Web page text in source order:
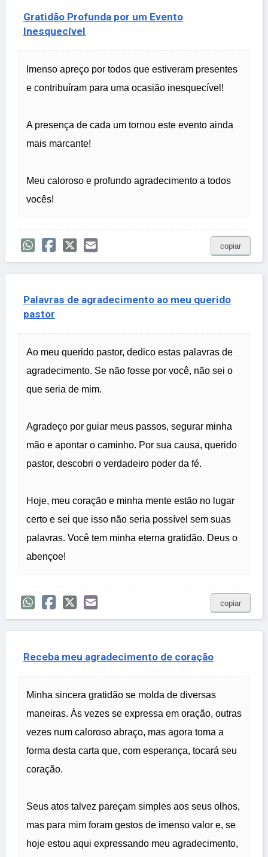
Gratidão Profunda por um Evento
Inesquecível
Imenso apreço por todos que estiveram presentes
e contribuíram para uma ocasião inesquecível!
A presença de cada um tornou este evento ainda
mais marcante!
Meu caloroso e profundo agradecimento a todos
vocês!
copiar
Palavras de agradecimento ao meu querido
pastor
Ao meu querido pastor, dedico estas palavras de
agradecimento. Se não fosse por você, não sei o
que seria de mim.
Agradeço por guiar meus passos, segurar minha
mão e apontar o caminho. Por sua causa, querido
pastor, descobri o verdadeiro poder da fé.
Hoje, meu coração e minha mente estão no lugar
certo e sei que isso não seria possível sem suas
palavras. Você tem minha eterna gratidão. Deus o
abençoe!
copiar
Receba meu agradecimento de coração
Minha sincera gratidão se molda de diversas
maneiras. Às vezes se expressa em oração, outras
vezes num caloroso abraço, mas agora toma a
forma desta carta que, com esperança, tocará seu
coração.
Seus atos talvez pareçam simples aos seus olhos,
mas para mim foram gestos de imenso valor e, se
hoje estou aqui expressando meu agradecimento,